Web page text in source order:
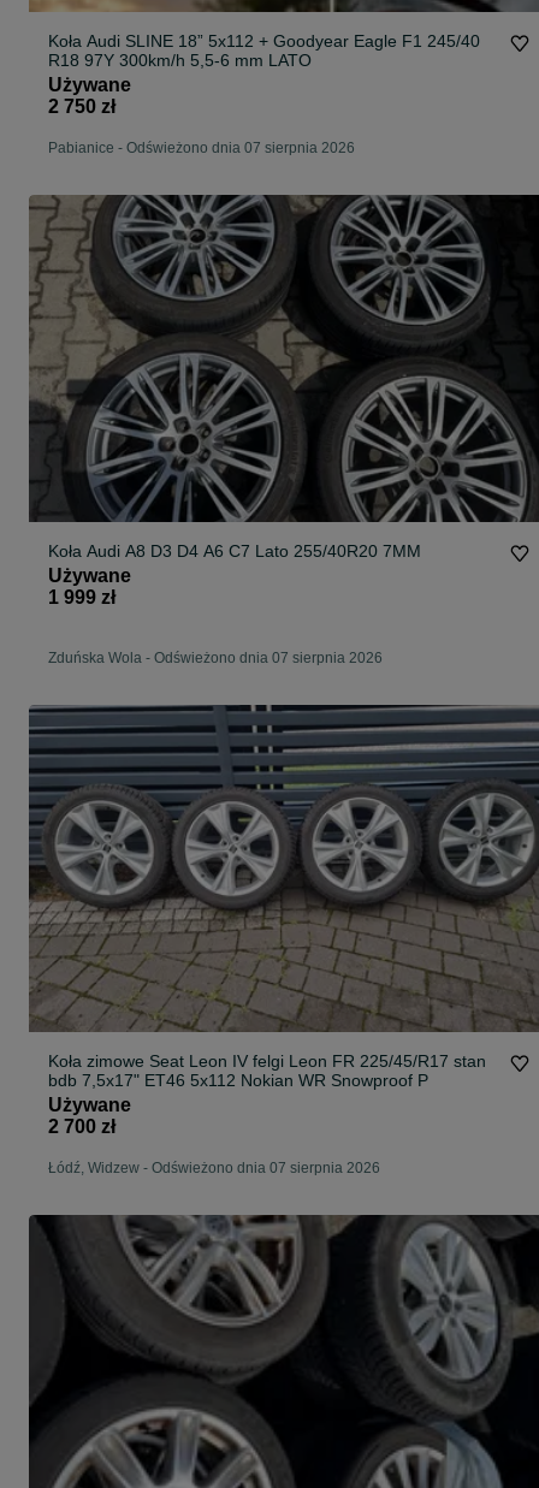
Koła Audi SLINE 18” 5x112 + Goodyear Eagle F1 245/40
R18 97Y 300km/h 5,5-6 mm LATO
Używane
2 750 zł
Pabianice - Odświeżono dnia 07 sierpnia 2026
Koła Audi A8 D3 D4 A6 C7 Lato 255/40R20 7MM
Używane
1 999 zł
Zduńska Wola - Odświeżono dnia 07 sierpnia 2026
Koła zimowe Seat Leon IV felgi Leon FR 225/45/R17 stan
bdb 7,5x17" ET46 5x112 Nokian WR Snowproof P
Używane
2 700 zł
Łódź, Widzew - Odświeżono dnia 07 sierpnia 2026